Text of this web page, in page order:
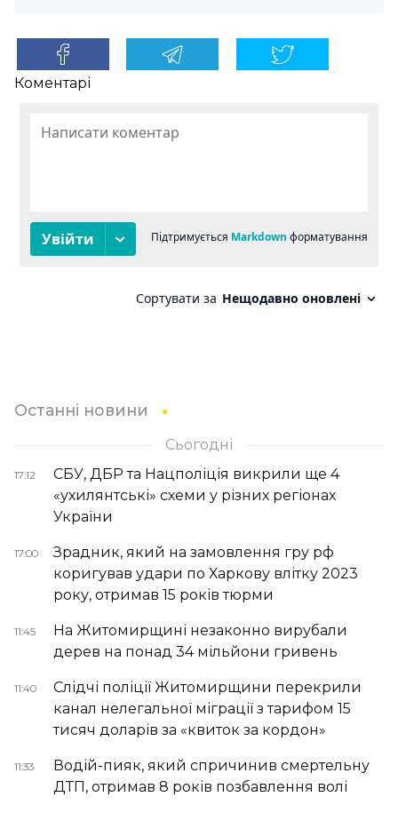
Коментарі
Останні новини
Сьогодні
17:12
СБУ, ДБР та Нацполіція викрили ще 4
«ухилянтські» схеми у різних регіонах
України
17:00
Зрадник, який на замовлення гру рф
коригував удари по Харкову влітку 2023
року, отримав 15 років тюрми
11:45
На Житомирщині незаконно вирубали
дерев на понад 34 мільйони гривень
11:40
Слідчі поліції Житомирщини перекрили
канал нелегальної міграції з тарифом 15
тисяч доларів за «квиток за кордон»
11:33
Водій-пияк, який спричинив смертельну
ДТП, отримав 8 років позбавлення волі